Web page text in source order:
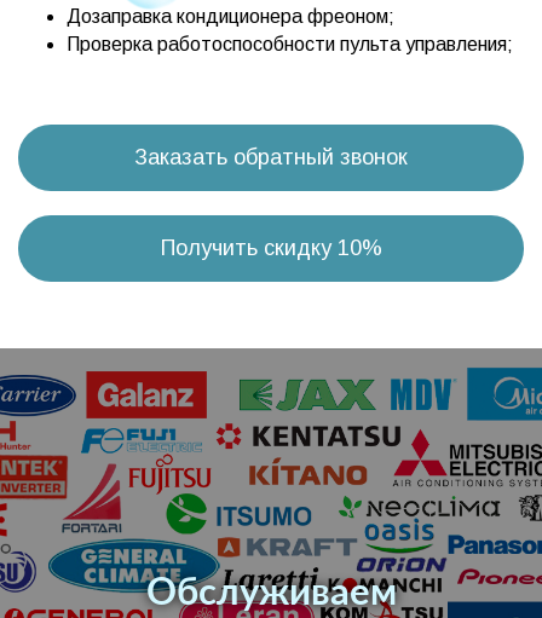
Дозаправка кондиционера фреоном;
Проверка работоспособности пульта управления;
Заказать обратный звонок
Получить скидку 10%
Обслуживаем